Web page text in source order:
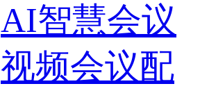
AI智慧会议
视频会议配